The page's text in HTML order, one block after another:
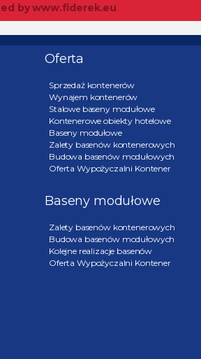
bywww.fiderek.eu
Oferta
Sprzedaż kontenerów
Wynajem kontenerów
Stalowe baseny modułowe
Kontenerowe obiekty hotelowe
Baseny modułowe
Zalety basenów kontenerowych
Budowa basenów modułowych
Oferta Wypożyczalni Kontener
Baseny modułowe
Zalety basenów kontenerowych
Budowa basenów modułowych
Kolejne realizacje basenów
Oferta Wypożyczalni Kontener